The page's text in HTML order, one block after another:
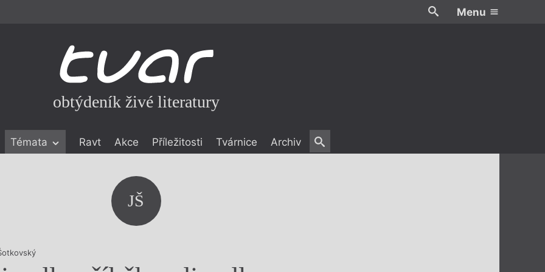
Menu
obtýdeník živé literatury
Témata Ravt Akce Příležitosti Tvárnice Archiv
JŠ